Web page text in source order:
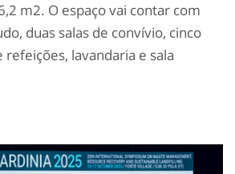
m2. O espaço vai contar com
duas salas de convívio, cinco
refeições, lavandaria e sala